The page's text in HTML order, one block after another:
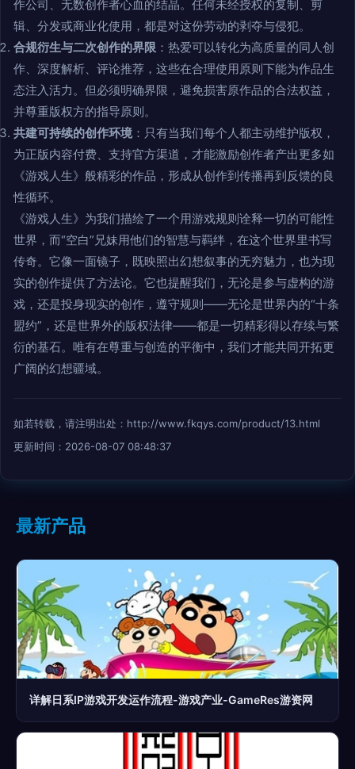
作公司、无数创作者心血的结晶。任何未经授权的复制、剪
辑、分发或商业化使用，都是对这份劳动的剥夺与侵犯。
合规衍生与二次创作的界限 ：热爱可以转化为高质量的同人创
作、深度解析、评论推荐，这些在合理使用原则下能为作品生
态注入活力。但必须明确界限，避免损害原作品的合法权益，
并尊重版权方的指导原则。
共建可持续的创作环境：只有当我们每个人都主动维护版权，
为正版内容付费、支持官方渠道，才能激励创作者产出更多如
《游戏人生》般精彩的作品，形成从创作到传播再到反馈的良
性循环。
《游戏人生》为我们描绘了一个用游戏规则诠释一切的可能性
世界，而“空白”兄妹用他们的智慧与羁绊，在这个世界里书写
传奇。它像一面镜子，既映照出幻想叙事的无穷魅力，也为现
实的创作提供了方法论。它也提醒我们，无论是参与虚构的游
戏，还是投身现实的创作，遵守规则——无论是世界内的“十条
盟约”，还是世界外的版权法律——都是一切精彩得以存续与繁
衍的基石。唯有在尊重与创造的平衡中，我们才能共同开拓更
广阔的幻想疆域。
如若转载，请注明出处：http://www.fkqys.com/product/13.html
更新时间：2026-08-07 08:48:37
最新产品
详解日系IP游戏开发运作流程-游戏产业-GameRes游资网